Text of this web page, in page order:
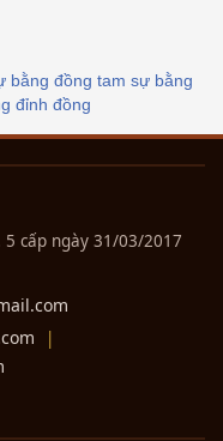
bằng đồng tam sự bằng
đỉnh đồng
5 cấp ngày 31/03/2017
|